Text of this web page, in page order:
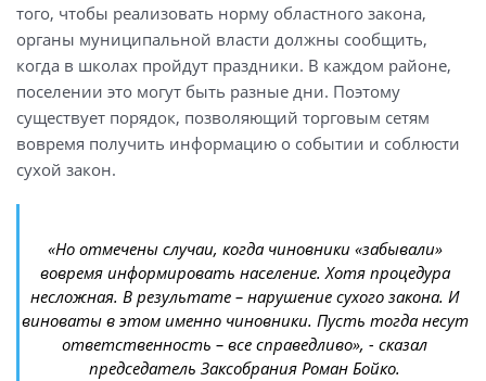
того, чтобы реализовать норму областного закона,
органы муниципальной власти должны сообщить,
когда в школах пройдут праздники. В каждом районе,
поселении это могут быть разные дни. Поэтому
существует порядок, позволяющий торговым сетям
вовремя получить информацию о событии и соблюсти
сухой закон.
«Но отмечены случаи, когда чиновники «забывали»
вовремя информировать население. Хотя процедура
несложная. В результате – нарушение сухого закона. И
виноваты в этом именно чиновники. Пусть тогда несут
ответственность – все справедливо», - сказал
председатель Заксобрания Роман Бойко.